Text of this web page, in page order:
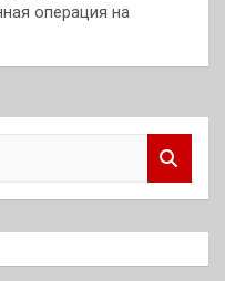
операция на